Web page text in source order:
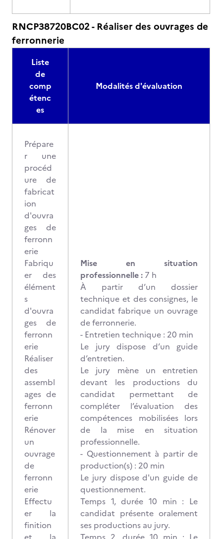
RNCP38720BC02 - Réaliser des ouvrages de
ferronnerie
Liste
de
comp
étenc
es
Modalités d'évaluation
Prépare
r une
procéd
ure de
fabricat
ion
d'ouvra
ges de
ferronn
erie
Fabriqu
er des
élément
s
d'ouvra
ges de
ferronn
erie
Réaliser
des
assembl
ages de
ferronn
erie
Rénover
un
ouvrage
de
ferronn
erie
Effectu
er la
finition
Mise en situation
professionnelle : 7 h
À partir d’un dossier
technique et des consignes, le
candidat fabrique un ouvrage
de ferronnerie.
- Entretien technique : 20 min
Le jury dispose d’un guide
d’entretien.
Le jury mène un entretien
devant les productions du
candidat permettant de
compléter l’évaluation des
compétences mobilisées lors
de la mise en situation
professionnelle.
- Questionnement à partir de
production(s) : 20 min
Le jury dispose d'un guide de
questionnement.
Temps 1, durée 10 min : Le
candidat présente oralement
ses productions au jury.